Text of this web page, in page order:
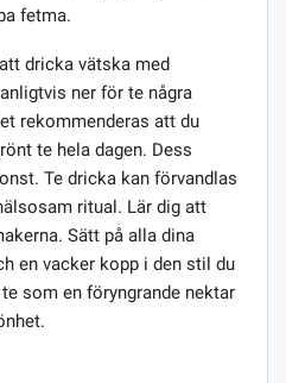
fetma.
dricka vätska med
ner för te några
rekommenderas att du
te hela dagen. Dess
Te dricka kan förvandlas
ritual. Lär dig att
Sätt på alla dina
en vacker kopp i den stil du
som en föryngrande nektar